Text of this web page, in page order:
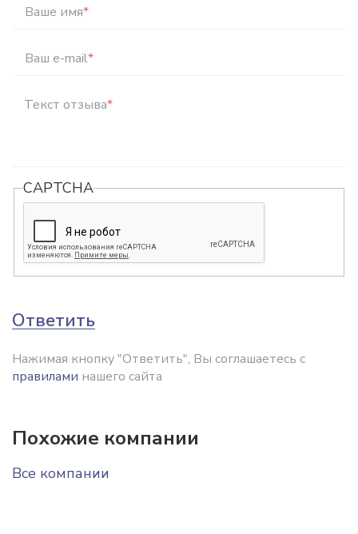
Ваше имя*
Ваш e-mail*
Текст отзыва*
CAPTCHA
Ответить
Нажимая кнопку "Ответить", Вы соглашаетесь с
правилами нашего сайта
Похожие компании
Все компании